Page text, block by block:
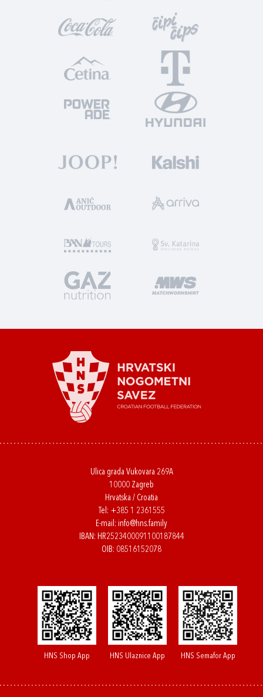
Ulica grada Vukovara 269A
10000 Zagreb
Hrvatska / Croatia
Tel: +385 1 2361555
E-mail: info@hns.family
IBAN: HR2523400091100187844
OIB: 08516152078
HNS Shop App HNS Ulaznice App HNS Semafor App